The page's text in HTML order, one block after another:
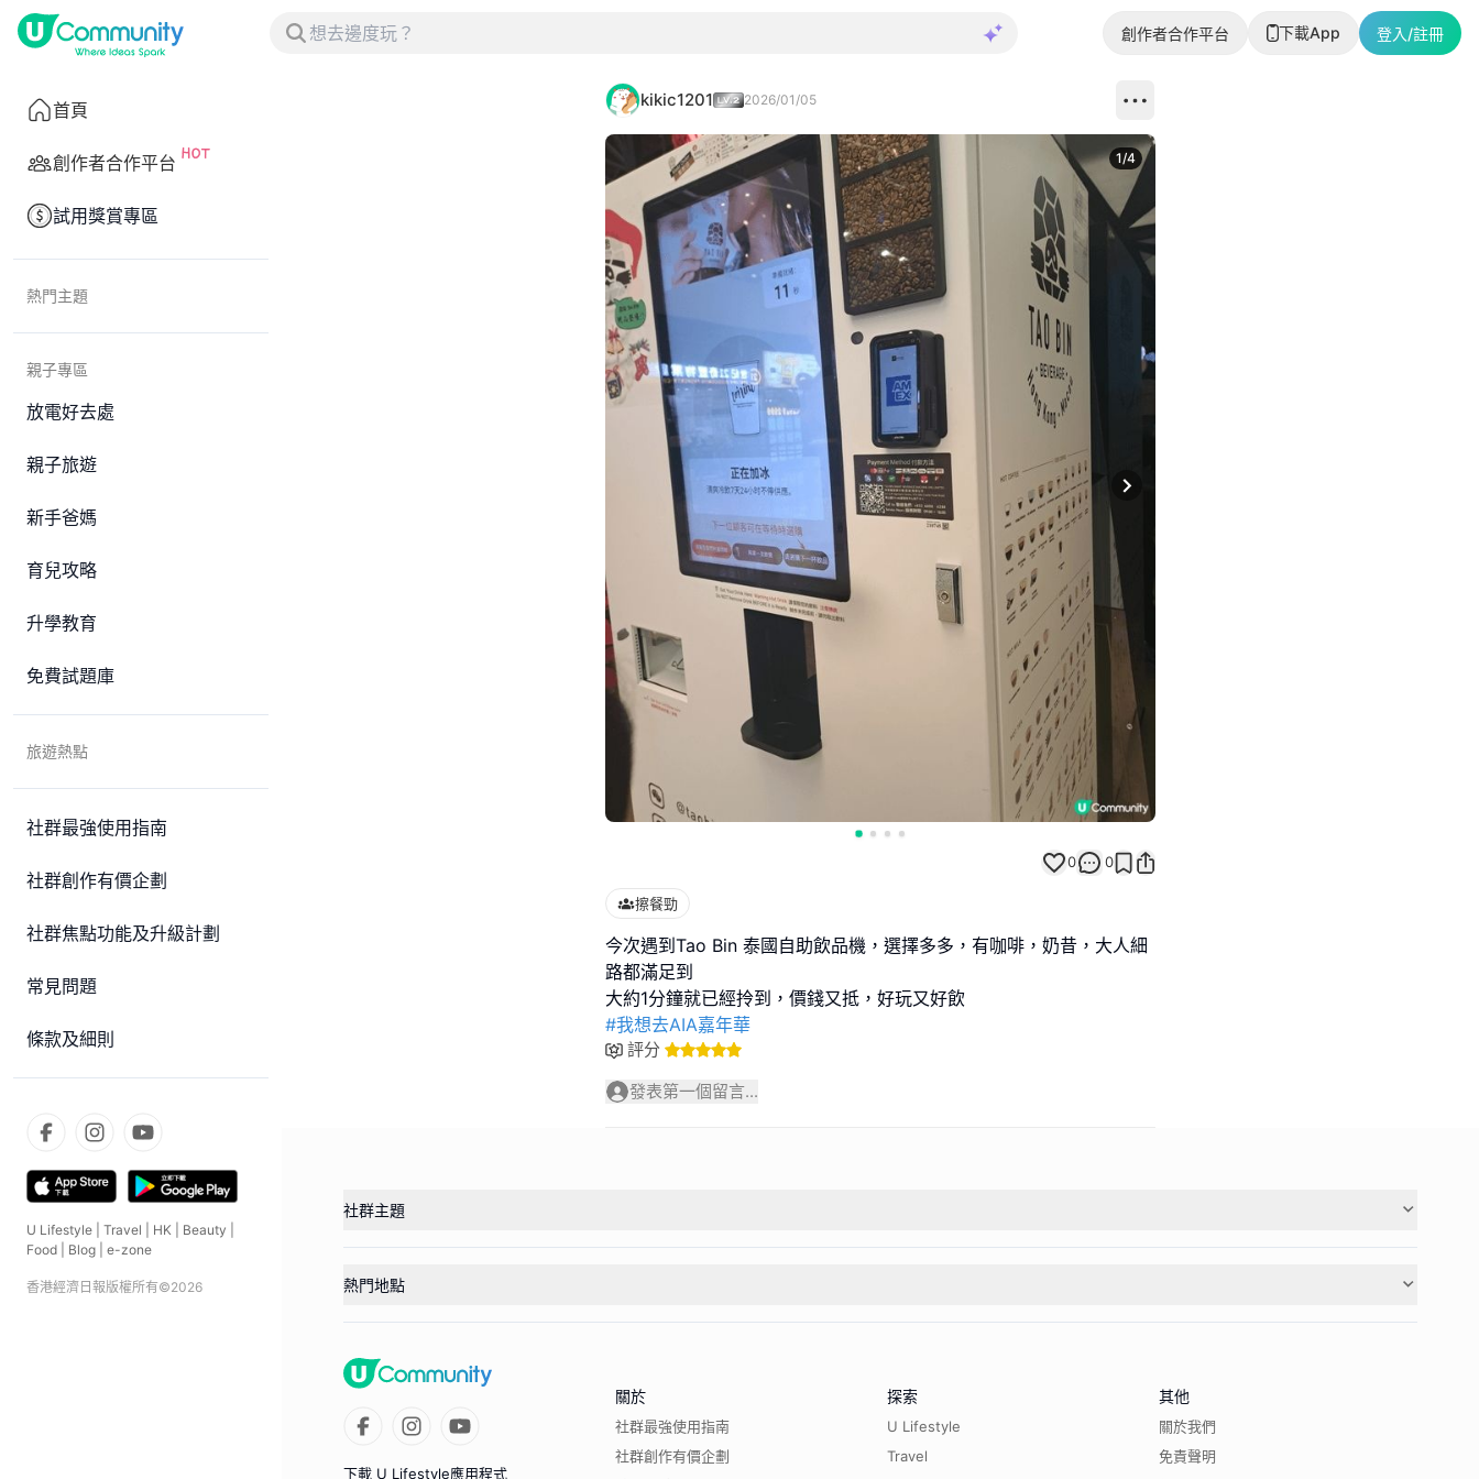
創作者合作平台 下載App 登入/註冊
首頁
創作者合作平台
試用獎賞專區
熱門主題
親子專區
放電好去處
親子旅遊
新手爸媽
育兒攻略
升學教育
免費試題庫
旅遊熱點
社群最強使用指南
社群創作有價企劃
社群焦點功能及升級計劃
常見問題
條款及細則
U Lifestyle Travel HK Beauty
Food
Blog e-zone
香港經濟日報版權所有©2026
kikic1201 2026/01/05
Next slide
1/4
0 0
擦餐勁
今次遇到Tao Bin 泰國自助飲品機，選擇多多，有咖啡，奶昔，大人細
路都滿足到
#我想去AIA嘉年華
評分
發表第一個留言...
社群主題
熱門地點
下載 U Lifestyle應用程式
關於
社群最強使用指南
社群創作有價企劃
探索
U Lifestyle
Travel
其他
關於我們
免責聲明